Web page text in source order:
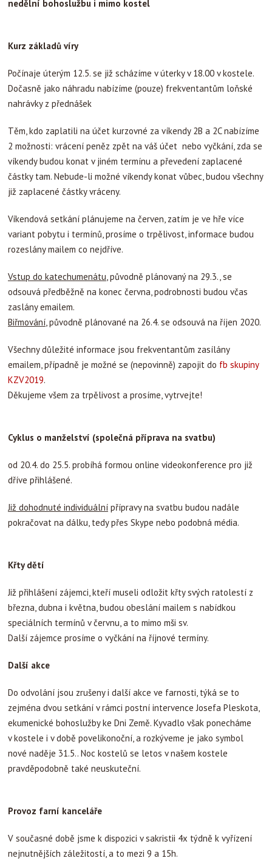
nedělní bohoslužbu i mimo kostel
Kurz základů víry
Počínaje úterým 12.5. se již scházíme v úterky v 18.00 v kostele.
Dočasně jako náhradu nabízíme (pouze) frekventantům loňské
nahrávky z přednášek
Těm, kdo zaplatili na účet kurzovné za víkendy 2B a 2C nabízíme
2 možnosti: vrácení peněz zpět na váš účet nebo vyčkání, zda se
víkendy budou konat v jiném termínu a převedení zaplacené
částky tam. Nebude-li možné víkendy konat vůbec, budou všechny
již zaplacené částky vráceny.
Víkendová setkání plánujeme na červen, zatím je ve hře více
variant pobytu i termínů, prosíme o trpělivost, informace budou
rozeslány mailem co nejdříve.
Vstup do katechumenátu, původně plánovaný na 29.3., se
odsouvá předběžně na konec června, podrobnosti budou včas
zaslány emailem.
Biřmování, původně plánované na 26.4. se odsouvá na říjen 2020.
Všechny důležité informace jsou frekventantům zasílány
emailem, případně je možné se (nepovinně) zapojit do fb skupiny
KZV2019.
Děkujeme všem za trpělivost a prosíme, vytrvejte!
Cyklus o manželství (společná příprava na svatbu)
od 20.4. do 25.5. probíhá formou online videokonference pro již
dříve přihlášené.
Již dohodnuté individuální přípravy na svatbu budou nadále
pokračovat na dálku, tedy přes Skype nebo podobná média.
Křty dětí
Již přihlášení zájemci, kteří museli odložit křty svých ratolestí z
března, dubna i května, budou obeslání mailem s nabídkou
speciálních termínů v červnu, a to mimo mši sv.
Další zájemce prosíme o vyčkání na říjnové termíny.
Další akce
Do odvolání jsou zrušeny i další akce ve farnosti, týká se to
zejména dvou setkání v rámci postní intervence Josefa Pleskota,
ekumenické bohoslužby ke Dni Země. Kyvadlo však ponecháme
v kostele i v době povelikonoční, a rozkýveme je jako symbol
nové naděje 31.5.. Noc kostelů se letos v našem kostele
pravděpodobně také neuskuteční.
Provoz farní kanceláře
V současné době jsme k dispozici v sakristii 4x týdně k vyřízení
nejnutnějších záležitostí, a to mezi 9 a 15h.